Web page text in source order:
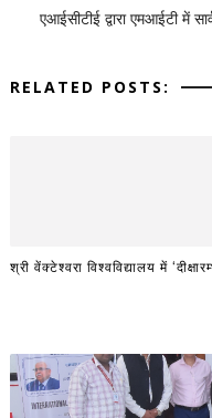
एआईसीटीई द्वारा एमआईटी में
RELATED POSTS:
श्री वेंक्टेश्वरा विश्वविद्यालय में